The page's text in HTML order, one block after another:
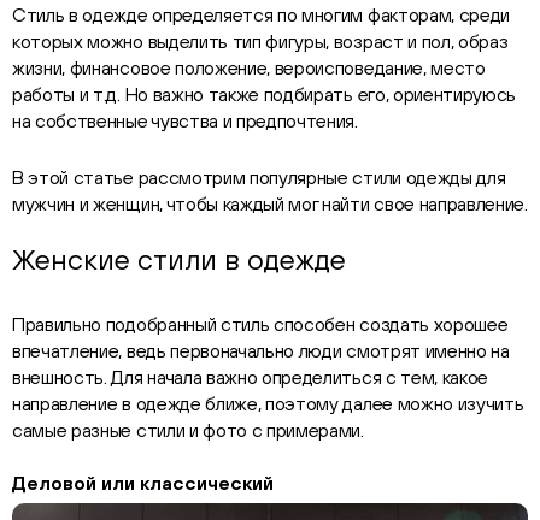
Стиль в одежде определяется по многим факторам, среди
которых можно выделить тип фигуры, возраст и пол, образ
жизни, финансовое положение, вероисповедание, место
работы и т.д. Но важно также подбирать его, ориентируюсь
на собственные чувства и предпочтения.
В этой статье рассмотрим популярные стили одежды для
мужчин и женщин, чтобы каждый мог найти свое направление.
Женские стили в одежде
Правильно подобранный стиль способен создать хорошее
впечатление, ведь первоначально люди смотрят именно на
внешность. Для начала важно определиться с тем, какое
направление в одежде ближе, поэтому далее можно изучить
самые разные стили и фото с примерами.
Деловой или классический